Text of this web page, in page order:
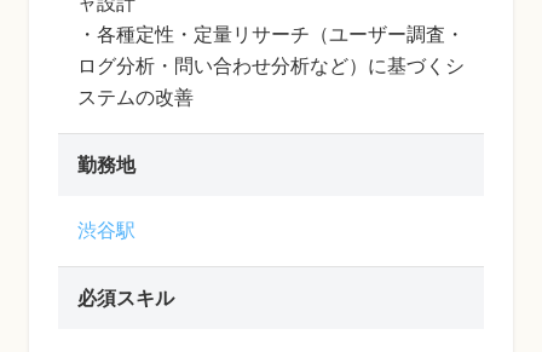
・各種定性・定量リサーチ（ユーザー調査・
ログ分析・問い合わせ分析など）に基づくシ
ステムの改善
勤務地
渋谷駅
必須スキル